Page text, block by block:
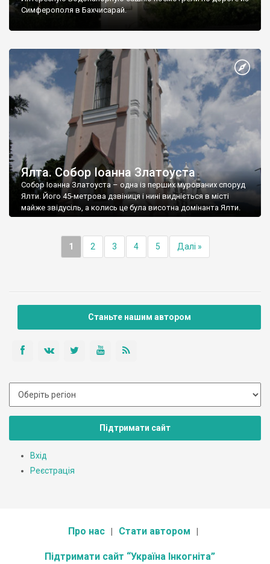
Симферополя в Бахчисарай.
Ялта. Собор Іоанна Златоуста
Собор Іоанна Златоуста – одна із перших мурованих споруд
Ялти. Його 45-метрова дзвіниця і нині видніється в місті
майже звідусіль, а колись це була висотна домінанта Ялти.
1 2 3 4 5 Далі »
Станьте нашим автором
Підтримати сайт
Вхід
Реєстрація
Про нас Стати автором
Підтримати сайт “Україна Інкогніта”